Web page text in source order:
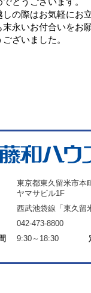
の際はお気軽にお
末永いお付合いをお
ざいました。
東京都東久留米市本
ヤマサビル1F
西武池袋線「東久留
042-473-8800
9:30～18:30